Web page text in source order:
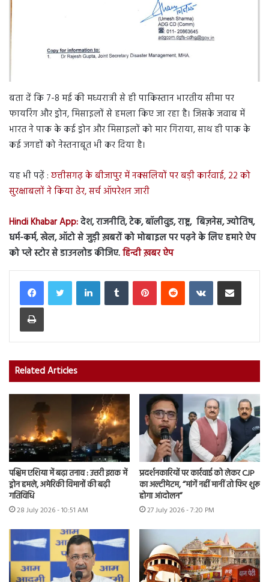
बता दें कि 7-8 मई की मध्यरात्री से ही पाकिस्तान भारतीय सीमा पर
फायरिंग और ड्रोन, मिसाइलों से हमला किए जा रहा है। जिसके जवाब में
भारत ने पाक के कई ड्रोन और मिसाइलों को मार गिराया, साथ ही पाक के
कई जगहों को नेस्तनाबूत भी कर दिया है।
यह भी पढ़ें : छत्तीसगढ़ के बीजापुर में नक्सलियों पर बड़ी कार्रवाई, 22 को
सुरक्षाबलों ने किया ढेर, सर्च ऑपरेशन जारी
Hindi Khabar App:देश, राजनीति, टेक, बॉलीवुड, राष्ट्र, बिज़नेस, ज्योतिष,
धर्म-कर्म, खेल, ऑटो से जुड़ी ख़बरों को मोबाइल पर पढ़ने के लिए हमारे ऐप
को प्ले स्टोर से डाउनलोड कीजिए.हिन्दी ख़बर ऐप
LinkedInTumblr PinterestReddit VKontakteShare via Email
Print
Related Articles
पश्चिम एशिया में बढ़ा तनाव : उत्तरी इराक में
ड्रोन हमले, अमेरिकी विमानों की बढ़ी
गतिविधि
28 July 2026 - 10:51 AM
प्रदर्शनकारियों पर कार्रवाई को लेकर CJP
का अल्टीमेटम, “मांगें नहीं मानीं तो फिर शुरू
होगा आंदोलन”
27 July 2026 - 7:20 PM